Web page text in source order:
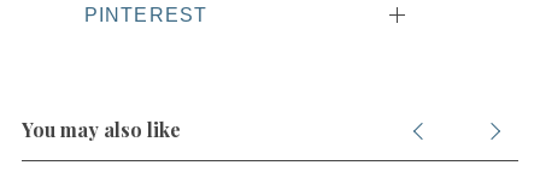
PINTEREST
You may also like
S